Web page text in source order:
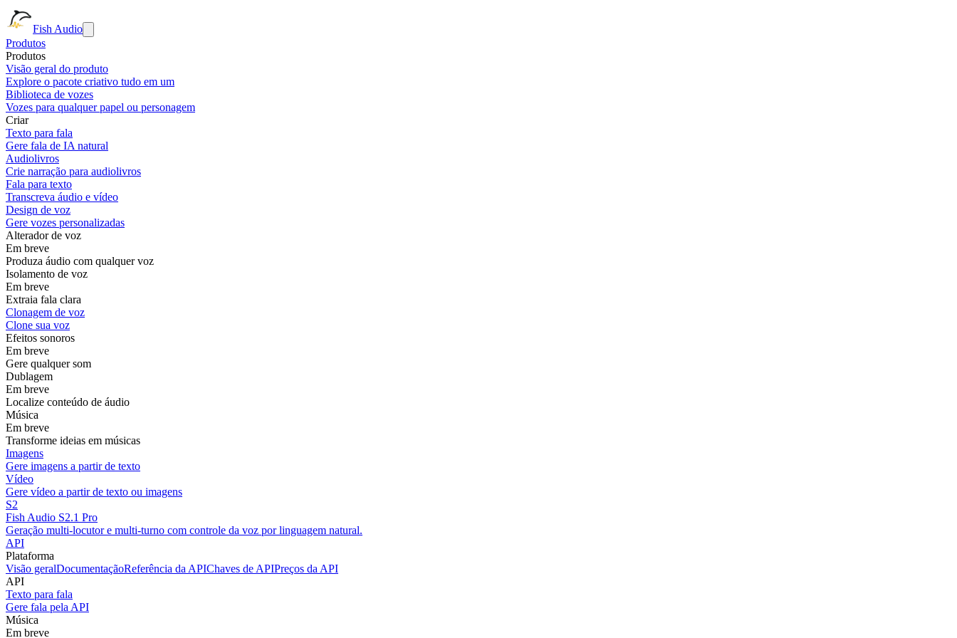
Fish Audio
Produtos
Produtos
Visão geral do produto
Explore o pacote criativo tudo em um
Biblioteca de vozes
Vozes para qualquer papel ou personagem
Criar
Texto para fala
Gere fala de IA natural
Audiolivros
Crie narração para audiolivros
Fala para texto
Transcreva áudio e vídeo
Design de voz
Gere vozes personalizadas
Alterador de voz
Em breve
Produza áudio com qualquer voz
Isolamento de voz
Em breve
Extraia fala clara
Clonagem de voz
Clone sua voz
Efeitos sonoros
Em breve
Gere qualquer som
Dublagem
Em breve
Localize conteúdo de áudio
Música
Em breve
Transforme ideias em músicas
Imagens
Gere imagens a partir de texto
Vídeo
Gere vídeo a partir de texto ou imagens
S2
Fish Audio S2.1 Pro
Geração multi-locutor e multi-turno com controle da voz por linguagem natural.
API
Plataforma
Visão geralDocumentaçãoReferência da APIChaves de APIPreços da API
API
Texto para fala
Gere fala pela API
Música
Em breve